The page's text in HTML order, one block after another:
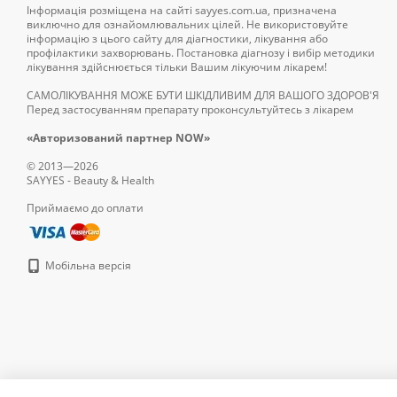
Рекомендації
Попри те, що добавки
призначають:
при порушенні
у разі
при діагностиці
Також цей вид жирної
європейських
Де купити
Якісні добавки
Інформація розміщена на сайті sayyes.com.ua, призначена
виключно для ознайомлювальних цілей. Не використовуйте
інформацію з цього сайту для діагностики, лікування або
профілактики захворювань. Постановка діагнозу і вибір методики
лікування здійснюється тільки Вашим лікуючим лікарем!
САМОЛІКУВАННЯ МОЖЕ БУТИ ШКІДЛИВИМ ДЛЯ ВАШОГО ЗДОРОВ'Я
Перед застосуванням препарату проконсультуйтесь з лікарем
«Авторизований партнер NOW»
© 2013—2026
SAYYES - Beauty & Health
Приймаємо до оплати
Мобільна версія